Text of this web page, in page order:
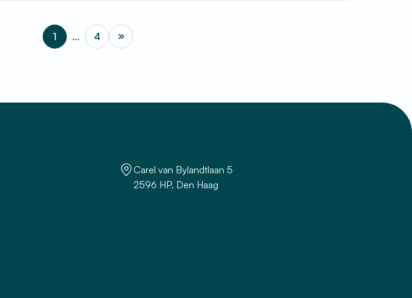
1 … 4 Volgende pagina
»
Carel van Bylandtlaan 5
2596 HP, Den Haag